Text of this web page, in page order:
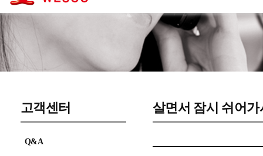
고객센터
Q&A
살면서 잠시 쉬어가